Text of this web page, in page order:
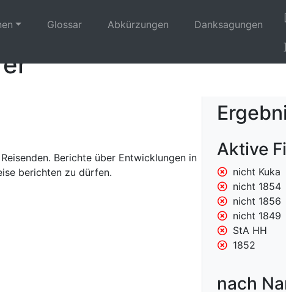
Glossar Abkürzungen Danksagungen
[
]
Berichte über Entwicklungen in
berichten zu dürfen.
Aktive
nicht Kuka
nicht 1854
nicht 1856
nicht 1849
StA HH
1852
nach